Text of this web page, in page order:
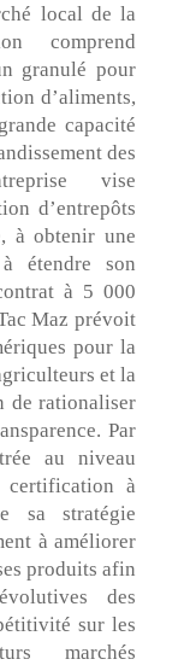
local de la
comprend
granulé pour
d’aliments,
capacité
des
vise
d’entrepôts
à obtenir une
étendre son
à 5 000
Maz prévoit
pour la
et la
de rationaliser
Par
au niveau
certification à
sa stratégie
à améliorer
produits afin
des
sur les
marchés